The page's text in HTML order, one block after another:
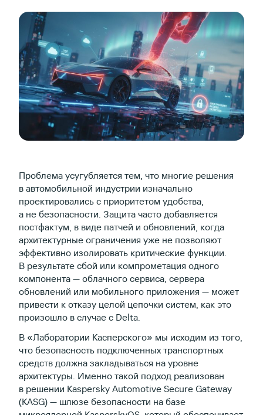
Проблема усугубляется тем, что многие решения
в автомобильной индустрии изначально
проектировались с приоритетом удобства,
а не безопасности. Защита часто добавляется
постфактум, в виде патчей и обновлений, когда
архитектурные ограничения уже не позволяют
эффективно изолировать критические функции.
В результате сбой или компрометация одного
компонента — облачного сервиса, сервера
обновлений или мобильного приложения — может
привести к отказу целой цепочки систем, как это
произошло в случае с Delta.
В «Лаборатории Касперского» мы исходим из того,
что безопасность подключенных транспортных
средств должна закладываться на уровне
архитектуры. Именно такой подход реализован
в решении Kaspersky Automotive Secure Gateway
(KASG) — шлюзе безопасности на базе